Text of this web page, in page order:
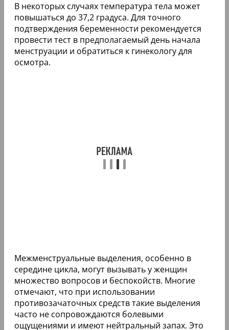
В некоторых случаях температура тела может
повышаться до 37,2 градуса. Для точного
подтверждения беременности рекомендуется
провести тест в предполагаемый день начала
менструации и обратиться к гинекологу для
осмотра.
Межменструальные выделения, особенно в
середине цикла, могут вызывать у женщин
множество вопросов и беспокойств. Многие
отмечают, что при использовании
противозачаточных средств такие выделения
часто не сопровождаются болевыми
ощущениями и имеют нейтральный запах. Это